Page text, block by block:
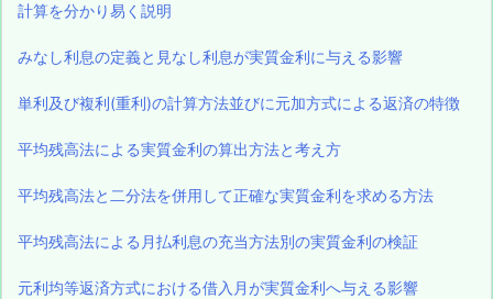
計算を分かり易く説明
みなし利息の定義と見なし利息が実質金利に与える影響
単利及び複利(重利)の計算方法並びに元加方式による返済の特徴
平均残高法による実質金利の算出方法と考え方
平均残高法と二分法を併用して正確な実質金利を求める方法
平均残高法による月払利息の充当方法別の実質金利の検証
元利均等返済方式における借入月が実質金利へ与える影響